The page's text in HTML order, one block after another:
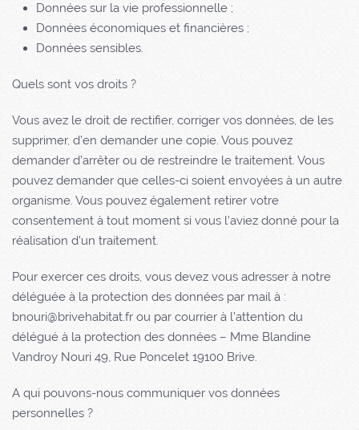
Données sur la vie professionnelle ;
Données économiques et financières ;
Données sensibles.
Quels sont vos droits ?
Vous avez le droit de rectifier, corriger vos données, de les
supprimer, d’en demander une copie. Vous pouvez
demander d’arrêter ou de restreindre le traitement. Vous
pouvez demander que celles-ci soient envoyées à un autre
organisme. Vous pouvez également retirer votre
consentement à tout moment si vous l’aviez donné pour la
réalisation d’un traitement.
Pour exercer ces droits, vous devez vous adresser à notre
déléguée à la protection des données par mail à :
bnouri@brivehabitat.fr ou par courrier à l’attention du
délégué à la protection des données – Mme Blandine
Vandroy Nouri 49, Rue Poncelet 19100 Brive.
A qui pouvons-nous communiquer vos données
personnelles ?